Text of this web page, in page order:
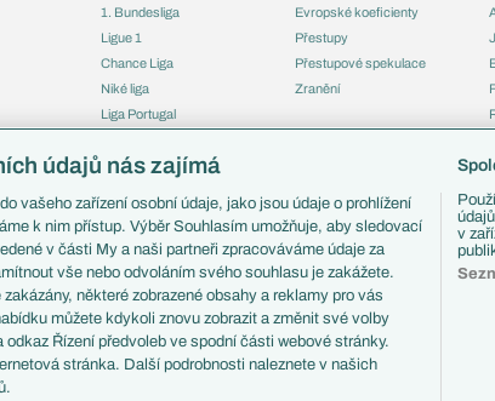
1. Bundesliga
Ligue 1
Chance Liga
Niké liga
Liga Portugal
Liga mistrů
Mistrovství světa
Liga národů
Evropské koeficienty
Přestupy
Přestupové spekulace
Zranění
EuroFotbal.cz. Využíváme zpravodajství ČTK.
údajů nás zajímá
vašeho zařízení osobní údaje, jako jsou údaje o prohlížení
k nim přístup. Výběr Souhlasím umožňuje, aby sledovací
v části My a naši partneři zpracováváme údaje za
vše nebo odvoláním svého souhlasu je zakážete.
některé zobrazené obsahy a reklamy pro vás
můžete kdykoli znovu zobrazit a změnit své volby
Řízení předvoleb ve spodní části webové stránky.
stránka. Další podrobnosti naleznete v našich
v